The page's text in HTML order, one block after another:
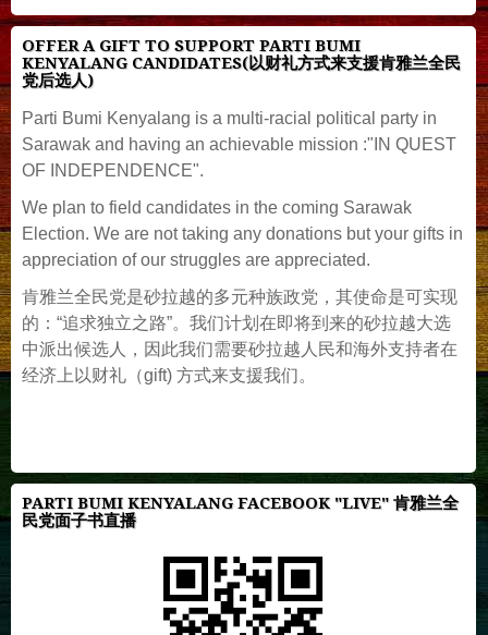
OFFER A GIFT TO SUPPORT PARTI BUMI
KENYALANG CANDIDATES(以财礼方式来支援肯雅兰全民
党后选人)
Parti Bumi Kenyalang is a multi-racial political party in
Sarawak and having an achievable mission :"IN QUEST
OF INDEPENDENCE".
We plan to field candidates in the coming Sarawak
Election. We are not taking any donations but your gifts in
appreciation of our struggles are appreciated.
肯雅兰全民党是砂拉越的多元种族政党，其使命是可实现
的：“追求独立之路”。我们计划在即将到来的砂拉越大选
中派出候选人，因此我们需要砂拉越人民和海外支持者在
经济上以财礼（gift) 方式来支援我们。
PARTI BUMI KENYALANG FACEBOOK "LIVE" 肯雅兰全
民党面子书直播